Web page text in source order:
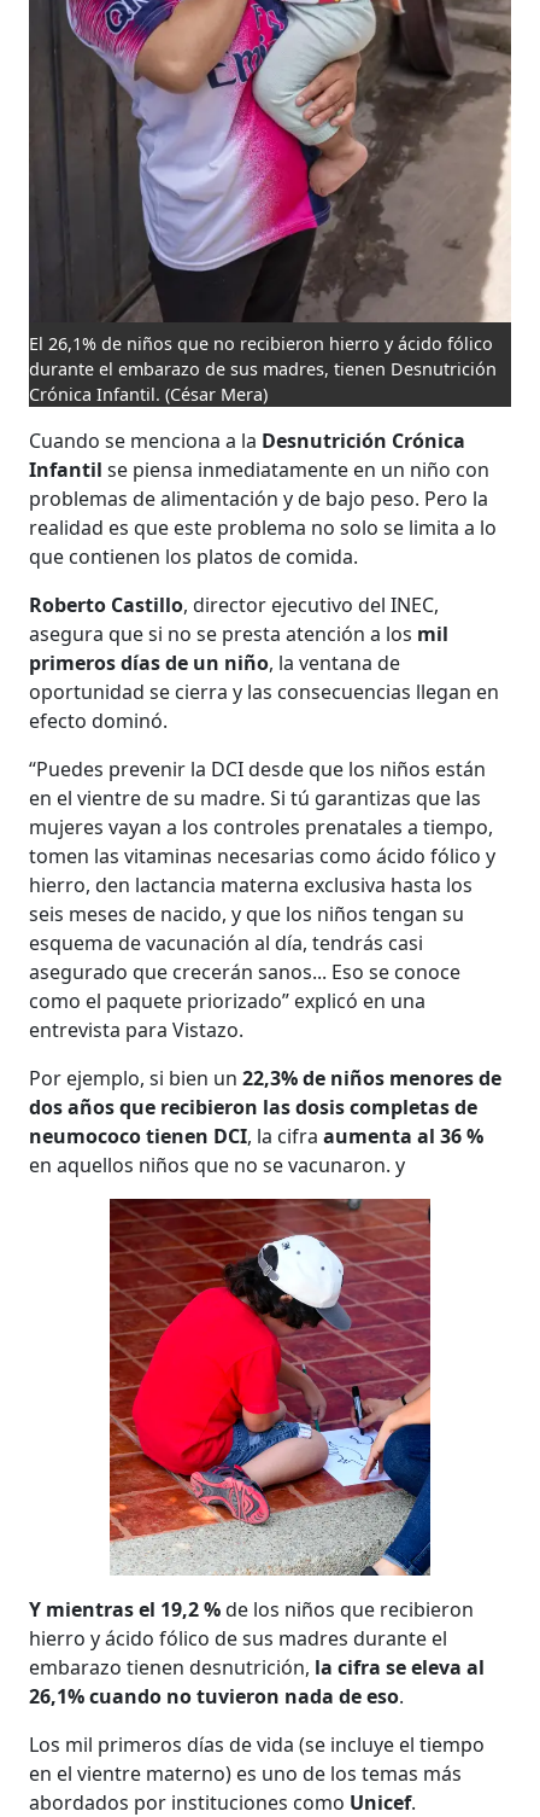
El 26,1% de niños que no recibieron hierro y ácido fólico
durante el embarazo de sus madres, tienen Desnutrición
Crónica Infantil.(César Mera)
Cuando se menciona a la Desnutrición Crónica
Infantil se piensa inmediatamente en un niño con
problemas de alimentación y de bajo peso. Pero la
realidad es que este problema no solo se limita a lo
que contienen los platos de comida.
Roberto Castillo, director ejecutivo del INEC,
asegura que si no se presta atención a los mil
primeros días de un niño, la ventana de
oportunidad se cierra y las consecuencias llegan en
efecto dominó.
“Puedes prevenir la DCI desde que los niños están
en el vientre de su madre. Si tú garantizas que las
mujeres vayan a los controles prenatales a tiempo,
tomen las vitaminas necesarias como ácido fólico y
hierro, den lactancia materna exclusiva hasta los
seis meses de nacido, y que los niños tengan su
esquema de vacunación al día, tendrás casi
asegurado que crecerán sanos... Eso se conoce
como el paquete priorizado” explicó en una
entrevista para Vistazo.
Por ejemplo, si bien un 22,3% de niños menores de
dos años que recibieron las dosis completas de
neumococo tienen DCI, la cifraaumenta al 36 %
en aquellos niños que no se vacunaron. y
Y mientras el 19,2 %de los niños que recibieron
hierro y ácido fólico de sus madres durante el
embarazo tienen desnutrición, la cifra se eleva al
26,1% cuando no tuvieron nada de eso.
Los mil primeros días de vida (se incluye el tiempo
en el vientre materno) es uno de los temas más
abordados por instituciones como Unicef.